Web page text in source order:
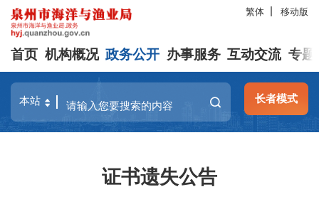
繁体 移动版
首页 机构概况 政务公开 办事服务 互动交流 专题
长者模式
证书遗失公告